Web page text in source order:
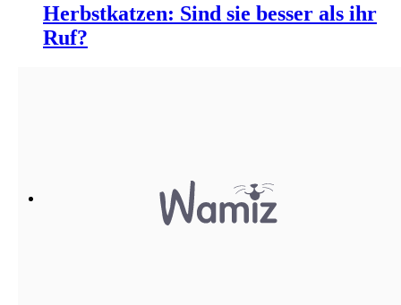
Herbstkatzen: Sind sie besser als ihr
Ruf?